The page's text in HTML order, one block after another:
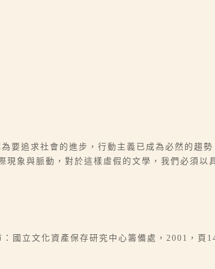
要追求社會的進步，行動主義已成為必然的趨
象與脈動，對於這樣虛假的文學，我們必須以
國立文化資產保存研究中心籌備處，2001，頁